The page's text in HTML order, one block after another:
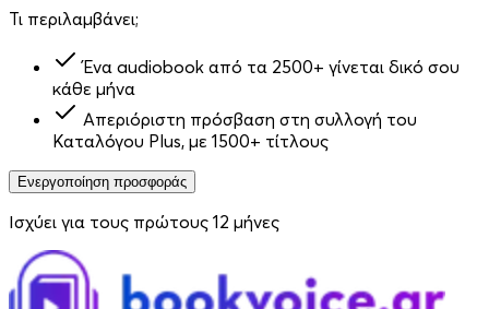
Τι περιλαμβάνει;
Ένα audiobook από τα 2500+ γίνεται δικό σου
κάθε μήνα
Απεριόριστη πρόσβαση στη συλλογή του
Καταλόγου Plus, με 1500+ τίτλους
Ενεργοποίηση προσφοράς
Ισχύει για τους πρώτους 12 μήνες